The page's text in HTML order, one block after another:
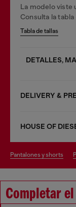
La modelo viste
Consulta la
Tabla de tallas
DETALLES,
DELIVERY &
HOUSE OF
pantalones y shorts
Completar